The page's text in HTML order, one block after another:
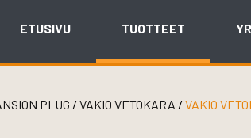
ETUSIVU TUOTTEET
PLUG /VAKIO VETOKARA /VAKIO